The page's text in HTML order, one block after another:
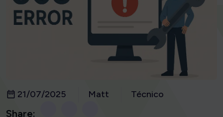
21/07/2025 Matt Técnico
Share: